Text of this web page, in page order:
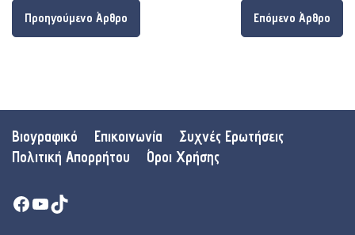
Προηγούμενο Άρθρο Επόμενο Άρθρο
Βιογραφικό Επικοινωνία
Συχνές Ερωτήσεις
Πολιτική Απορρήτου
Όροι Χρήσης
Facebook
YouTube
TikTok